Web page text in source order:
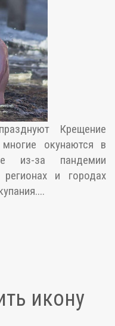
Крещение
окунаются в
из-за пандемии
и городах
икону